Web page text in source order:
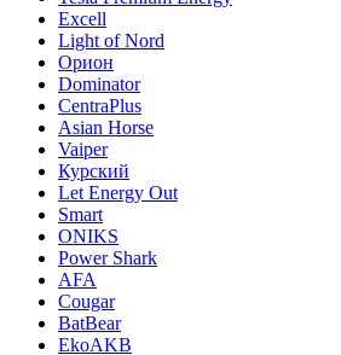
Excell
Light of Nord
Орион
Dominator
CentraPlus
Asian Horse
Vaiper
Курский
Let Energy Out
Smart
ONIKS
Power Shark
AFA
Cougar
BatBear
EkoAKB